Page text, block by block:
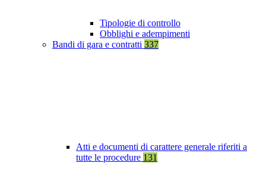
Tipologie di controllo
Obblighi e adempimenti
Bandi di gara e contratti 337
Atti e documenti di carattere generale riferiti a
tutte le procedure 131